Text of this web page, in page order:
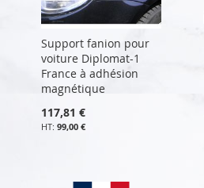
Support fanion pour
voiture Diplomat-1
France à adhésion
magnétique
117,81 €
99,00 €